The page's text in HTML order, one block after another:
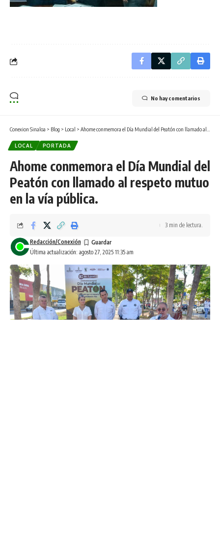
No hay comentarios
Conexion Sinaloa > Blog > Local > Ahome conmemora el Día Mundial del Peatón con llamado al respeto mutuo en la vía pública.
LOCAL PORTADA
Ahome conmemora el Día Mundial del
Peatón con llamado al respeto mutuo
en la vía pública.
Última actualización: agosto 27, 2025 11:35 am
Redacción/Conexión
3 min de lectura.